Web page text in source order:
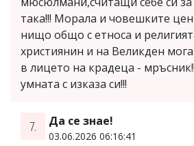
така!!! Морала и човешките
нищо общо с етноса и
християнин и на Великден мога
в лицето на крадеца -
умната с изказа си!!!
7. Да се знае!
03.06.2026 06:16:41